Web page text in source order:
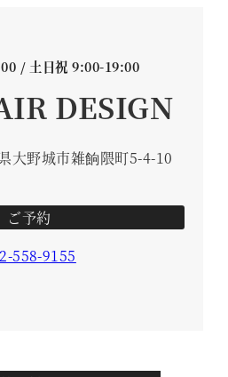
/ 土日祝 9:00-19:00
DESIGN
大野城市雑餉隈町5-4-10
ご予約
558-9155